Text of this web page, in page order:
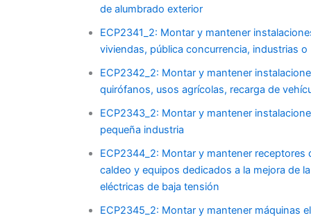
de alumbrado exterior
ECP2341_2: Montar y mantener
viviendas, pública concurrencia, industrias
ECP2342_2: Montar y mantener
quirófanos, usos agrícolas, recarga de
ECP2343_2: Montar y mantener
pequeña industria
ECP2344_2: Montar y mantener
caldeo y equipos dedicados a la mejora de
eléctricas de baja tensión
ECP2345_2: Montar y mantener máquinas